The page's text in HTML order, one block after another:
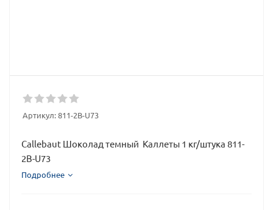
Артикул:811-2B-U73
Callebaut Шоколад темный Каллеты 1 кг/штука 811-
2B-U73
Подробнее